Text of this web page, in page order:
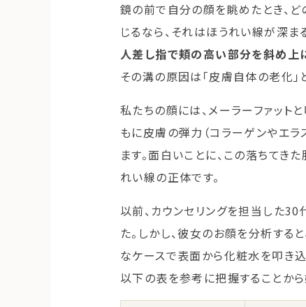
鏡の前で自分の顔を眺めたとき、ど
じるなら、それはほうれい線が深ま
人差し指で頬の高い部分を斜め上
その溝の原因は「皮膚自体の老化」
私たちの顔には、メーラーファッ
もに皮膚の弾力（コラーゲンやエラ
ます。面白いことに、この落ちてき
れい線の正体です。
以前、カウンセリングを担当した
た。しかし、彼女のお顔を分析する
なケースで表面から化粧水を叩き
以下の表を参考に把握することから